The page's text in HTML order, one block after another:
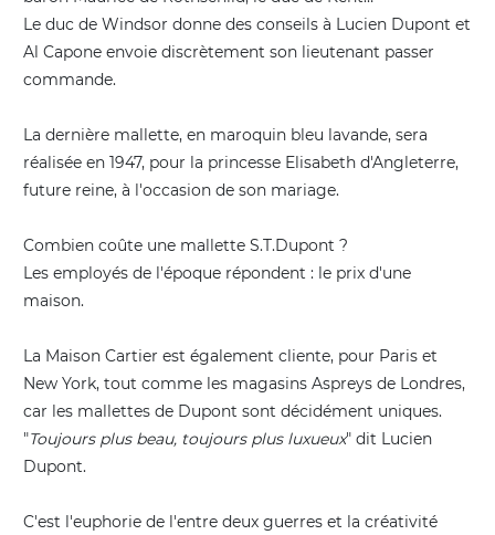
Le duc de Windsor donne des conseils à Lucien Dupont et
Al Capone envoie discrètement son lieutenant passer
commande.
La dernière mallette, en maroquin bleu lavande, sera
réalisée en 1947, pour la princesse Elisabeth d'Angleterre,
future reine, à l'occasion de son mariage.
Combien coûte une mallette S.T.Dupont ?
Les employés de l'époque répondent : le prix d'une
maison.
La Maison Cartier est également cliente, pour Paris et
New York, tout comme les magasins Aspreys de Londres,
car les mallettes de Dupont sont décidément uniques.
"Toujours plus beau, toujours plus luxueux" dit Lucien
Dupont.
C'est l'euphorie de l'entre deux guerres et la créativité